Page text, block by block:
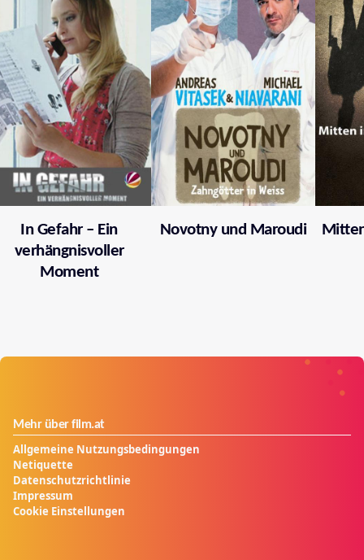
In Gefahr – Ein
verhängnisvoller
Moment
Novotny und Maroudi
Mehr über film.at
Allgemeine Nutzungsbedingungen
Netiquette
Datenschutzrichtlinie
Impressum
Cookie Einstellungen